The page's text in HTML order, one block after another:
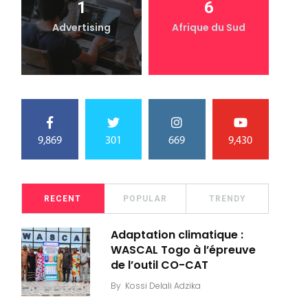
1
Advertising
6
Afrique du Sud
9,869 301 669 9,430
RECENT POPULAR TRENDY
Adaptation climatique :
WASCAL Togo à l’épreuve
de l’outil CO-CAT
By Kossi Delali Adzika